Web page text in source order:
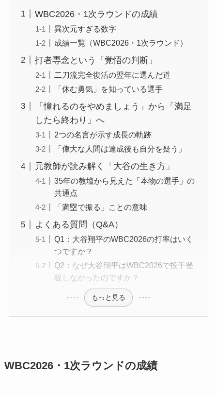
WBC2026・1次ラウンドの成績
異次元すぎる数字
成績一覧（WBC2026・1次ラウンド）
打者専念という「覚悟の判断」
二刀流完全復活の翌年に選んだ道
「休む勇気」を知っている選手
「憧れるのをやめましょう」から「満足
したら終わり」へ
2つの名言が示す成長の軌跡
「偉大な人間は達成後も自分を疑う」
元教師が読み解く「大谷の生き方」
35年の教壇から見えた「本物の選手」の
共通点
「満塁で振る」ことの意味
よくある質問（Q&A）
Q1：大谷翔平のWBC2026の打率はいく
つですか？
Q2：なぜ大谷翔平はWBC2026で投手登
板しなかったのですか？
もっと見る
WBC2026・1次ラウンドの成績